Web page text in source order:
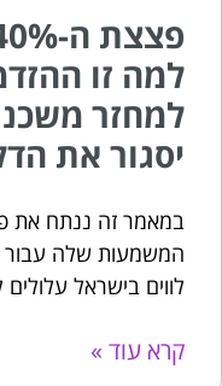
למה זו
למחזר
יסגור את
המשמעות שלה עבור
לווים בישראל
קרא עוד »